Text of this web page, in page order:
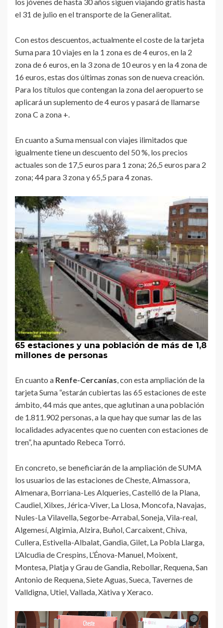
el 31 de julio en el transporte de la Generalitat.
Con estos descuentos, actualmente el coste de la tarjeta
Suma para 10 viajes en la 1 zona es de 4 euros, en la 2
zona de 6 euros, en la 3 zona de 10 euros y en la 4 zona de
16 euros, estas dos últimas zonas son de nueva creación.
Para los títulos que contengan la zona del aeropuerto se
aplicará un suplemento de 4 euros y pasará de llamarse
zona C a zona +.
En cuanto a Suma mensual con viajes ilimitados que
igualmente tiene un descuento del 50 %, los precios
actuales son de 17,5 euros para 1 zona; 26,5 euros para 2
zona; 44 para 3 zona y 65,5 para 4 zonas.
65 estaciones y una población de más de 1,8
millones de personas
En cuanto a Renfe-Cercanías, con esta ampliación de la
tarjeta Suma “estarán cubiertas las 65 estaciones de este
ámbito, 44 más que antes, que aglutinan a una población
de 1.811.902 personas, a la que hay que sumar las de las
localidades adyacentes que no cuenten con estaciones de
tren”, ha apuntado Rebeca Torró.
En concreto, se beneficiarán de la ampliación de SUMA
los usuarios de las estaciones de Cheste, Almassora,
Almenara, Borriana-Les Alqueries, Castelló de la Plana,
Caudiel, Xilxes, Jérica-Viver, La Llosa, Moncofa, Navajas,
Nules-La Vilavella, Segorbe-Arrabal, Soneja, Vila-real,
Algemesí, Algimia, Alzira, Buñol, Carcaixent, Chiva,
Cullera, Estivella-Albalat, Gandia, Gilet, La Pobla Llarga,
L’Alcudia de Crespins, L’Énova-Manuel, Moixent,
Montesa, Platja y Grau de Gandia, Rebollar, Requena, San
Antonio de Requena, Siete Aguas, Sueca, Tavernes de
Valldigna, Utiel, Vallada, Xàtiva y Xeraco.